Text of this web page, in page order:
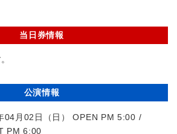
当日券情報
公演情報
04月02日（日） OPEN PM 5:00 /
PM 6:00